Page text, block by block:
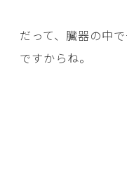
だって、臓器の中
ですからね。